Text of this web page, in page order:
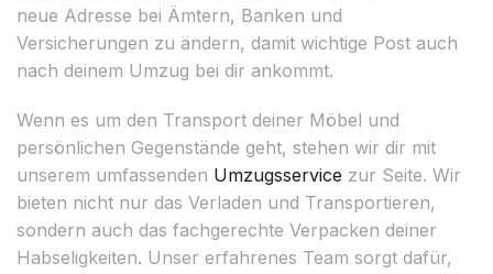
neue Adresse bei Ämtern, Banken und
Versicherungen zu ändern, damit wichtige Post auch
nach deinem Umzug bei dir ankommt.
Wenn es um den Transport deiner Möbel und
persönlichen Gegenstände geht, stehen wir dir mit
unserem umfassenden Umzugsservice zur Seite. Wir
bieten nicht nur das Verladen und Transportieren,
sondern auch das fachgerechte Verpacken deiner
Habseligkeiten. Unser erfahrenes Team sorgt dafür,